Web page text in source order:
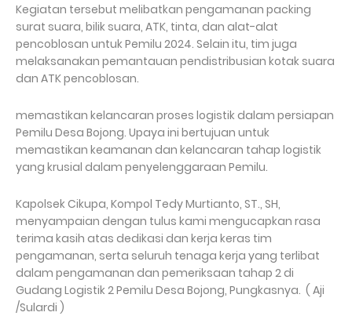
Kegiatan tersebut melibatkan pengamanan packing
surat suara, bilik suara, ATK, tinta, dan alat-alat
pencoblosan untuk Pemilu 2024. Selain itu, tim juga
melaksanakan pemantauan pendistribusian kotak suara
dan ATK pencoblosan.
memastikan kelancaran proses logistik dalam persiapan
Pemilu Desa Bojong. Upaya ini bertujuan untuk
memastikan keamanan dan kelancaran tahap logistik
yang krusial dalam penyelenggaraan Pemilu.
Kapolsek Cikupa, Kompol Tedy Murtianto, ST., SH,
menyampaian dengan tulus kami mengucapkan rasa
terima kasih atas dedikasi dan kerja keras tim
pengamanan, serta seluruh tenaga kerja yang terlibat
dalam pengamanan dan pemeriksaan tahap 2 di
Gudang Logistik 2 Pemilu Desa Bojong, Pungkasnya. ( Aji
/Sulardi )